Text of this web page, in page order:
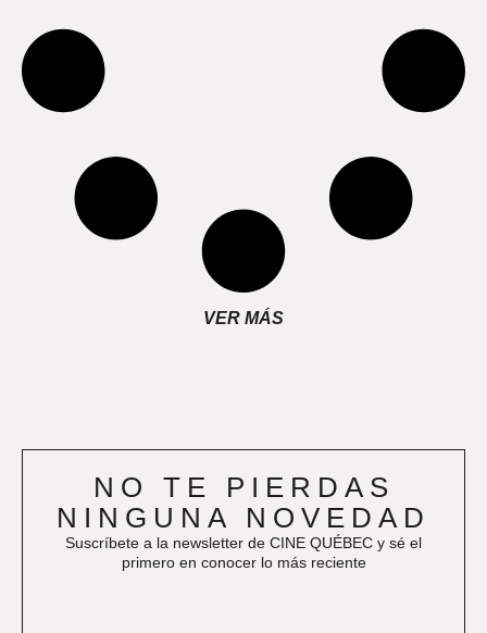
VER MÁS
NO TE PIERDAS
NINGUNA NOVEDAD
Suscríbete a la newsletter de CINE QUÉBEC y sé el
primero en conocer lo más reciente